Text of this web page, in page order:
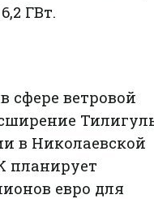
ГВт.
в сфере ветровой
в Николаевской
планирует
евро для